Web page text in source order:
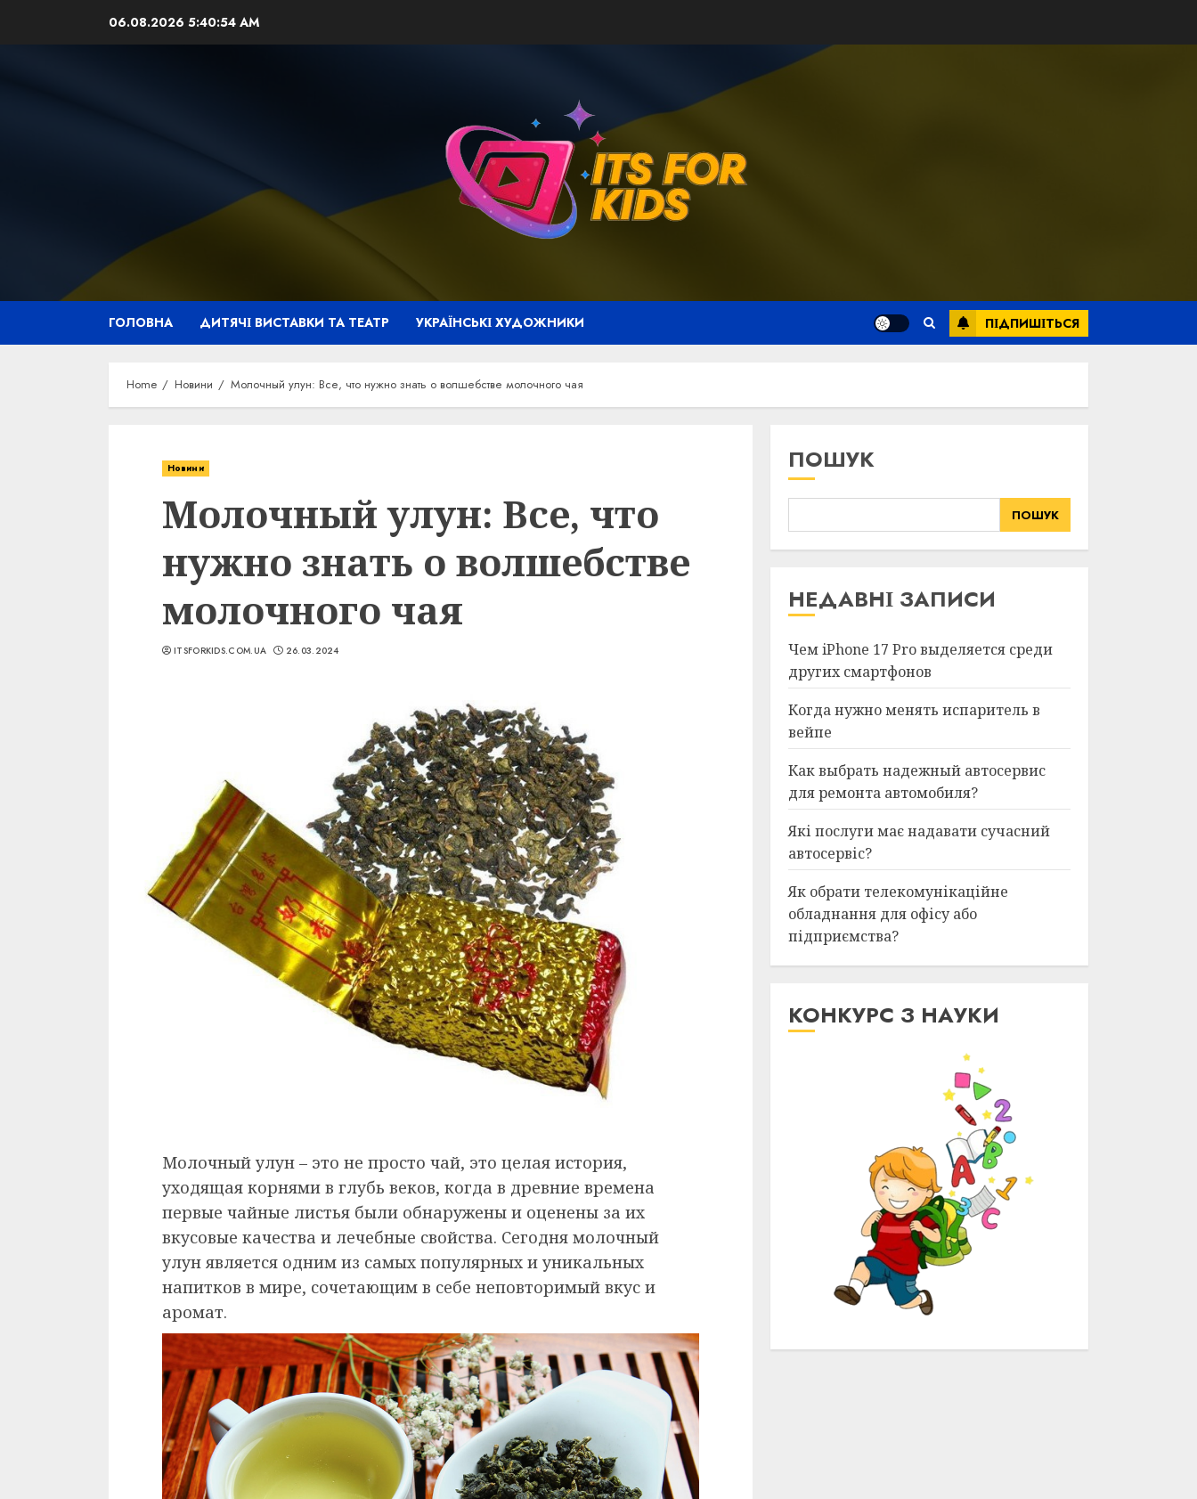
06.08.2026 5:40:55 AM
ГОЛОВНА ДИТЯЧІ ВИСТАВКИ ТА ТЕАТР УКРАЇНСЬКІ ХУДОЖНИКИ ПІДПИШІТЬСЯ
Home Новини Молочный улун: Все, что нужно знать о волшебстве молочного чая
Новини
Молочный улун: Все, что
нужно знать о волшебстве
молочного чая
ITSFORKIDS.COM.UA 26.03.2024
Молочный улун – это не просто чай, это целая история,
уходящая корнями в глубь веков, когда в древние времена
первые чайные листья были обнаружены и оценены за их
вкусовые качества и лечебные свойства. Сегодня молочный
улун является одним из самых популярных и уникальных
напитков в мире, сочетающим в себе неповторимый вкус и
аромат.
ПОШУК
ПОШУК
НЕДАВНІ ЗАПИСИ
Чем iPhone 17 Pro выделяется среди
других смартфонов
Когда нужно менять испаритель в
вейпе
Как выбрать надежный автосервис
для ремонта автомобиля?
Які послуги має надавати сучасний
автосервіс?
Як обрати телекомунікаційне
обладнання для офісу або
підприємства?
КОНКУРС З НАУКИ